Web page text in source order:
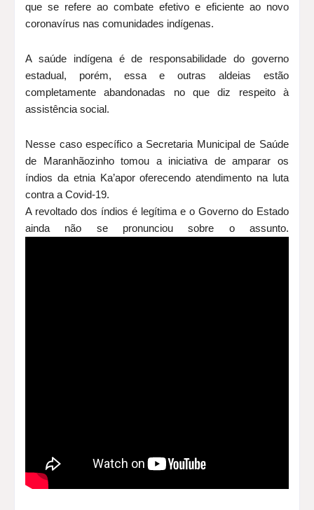
que se refere ao combate efetivo e eficiente ao novo
coronavírus nas comunidades indígenas.
A saúde indígena é de responsabilidade do governo
estadual, porém, essa e outras aldeias estão
completamente abandonadas no que diz respeito à
assistência social.
Nesse caso específico a Secretaria Municipal de Saúde
de Maranhãozinho tomou a iniciativa de amparar os
índios da etnia Ka’apor oferecendo atendimento na luta
contra a Covid-19.
A revoltado dos índios é legítima e o Governo do Estado
ainda não se pronunciou sobre o assunto.